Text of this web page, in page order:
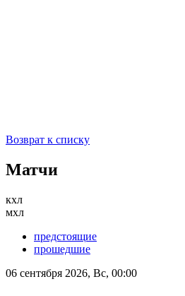
Возврат к списку
Матчи
кхл
мхл
предстоящие
прошедшие
06 сентября 2026, Вс, 00:00